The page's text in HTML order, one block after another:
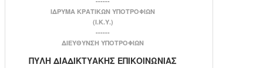
ΙΔΡΥΜΑ ΚΡΑΤΙΚΩΝ ΥΠΟΤΡΟΦΙΩΝ
(Ι.Κ.Υ.)
------
ΔΙΕΥΘΥΝΣΗ ΥΠΟΤΡΟΦΙΩΝ
ΠΥΛΗ ΔΙΑΔΙΚΤΥΑΚΗΣ ΕΠΙΚΟΙΝΩΝΙΑΣ